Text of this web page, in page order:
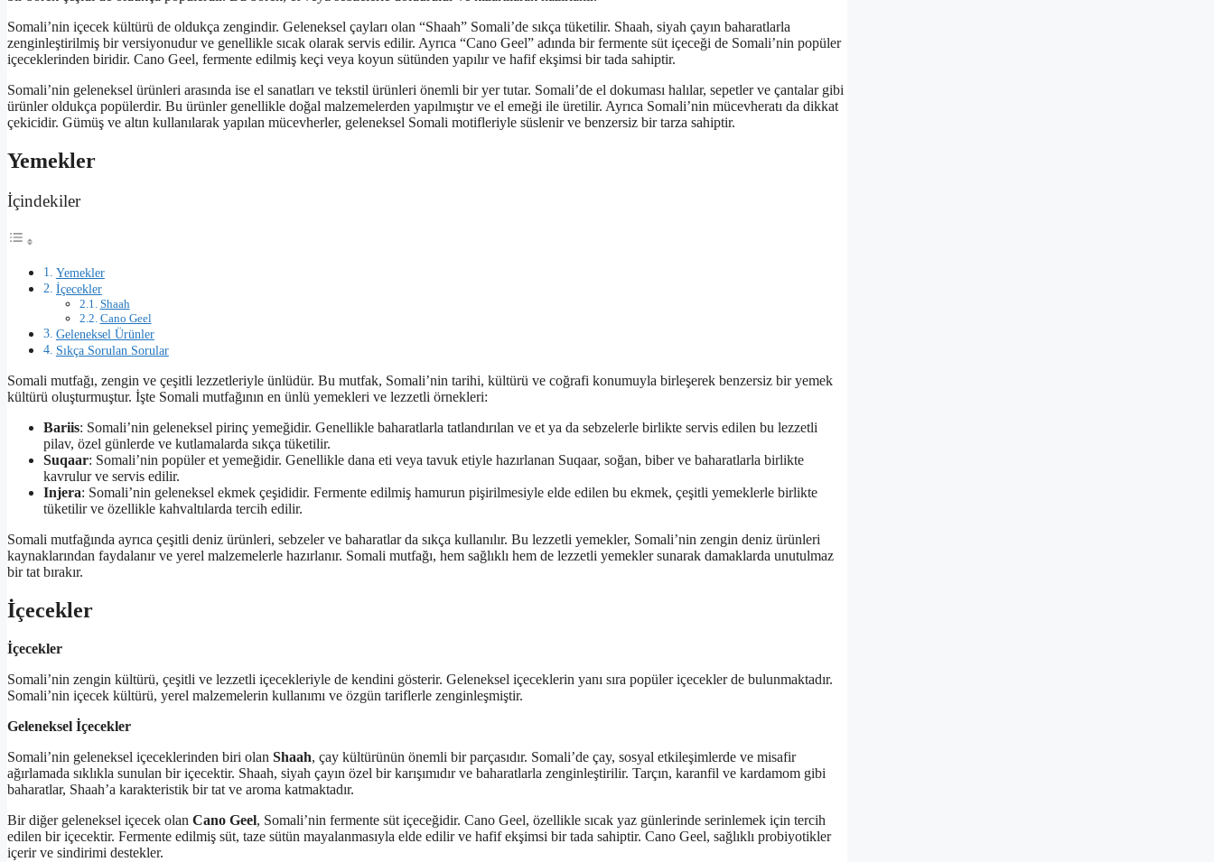
Somali’nin içecek kültürü de oldukça zengindir. Geleneksel çayları olan “Shaah” Somali’de sıkça tüketilir. Shaah, siyah çayın baharatlarla
zenginleştirilmiş bir versiyonudur ve genellikle sıcak olarak servis edilir. Ayrıca “Cano Geel” adında bir fermente süt içeceği de Somali’nin popüler
içeceklerinden biridir. Cano Geel, fermente edilmiş keçi veya koyun sütünden yapılır ve hafif ekşimsi bir tada sahiptir.
Somali’nin geleneksel ürünleri arasında ise el sanatları ve tekstil ürünleri önemli bir yer tutar. Somali’de el dokuması halılar, sepetler ve çantalar gibi
ürünler oldukça popülerdir. Bu ürünler genellikle doğal malzemelerden yapılmıştır ve el emeği ile üretilir. Ayrıca Somali’nin mücevheratı da dikkat
çekicidir. Gümüş ve altın kullanılarak yapılan mücevherler, geleneksel Somali motifleriyle süslenir ve benzersiz bir tarza sahiptir.
Yemekler
İçindekiler
Yemekler
İçecekler
Shaah
Cano Geel
Geleneksel Ürünler
Sıkça Sorulan Sorular
Somali mutfağı, zengin ve çeşitli lezzetleriyle ünlüdür. Bu mutfak, Somali’nin tarihi, kültürü ve coğrafi konumuyla birleşerek benzersiz bir yemek
kültürü oluşturmuştur. İşte Somali mutfağının en ünlü yemekleri ve lezzetli örnekleri:
Bariis: Somali’nin geleneksel pirinç yemeğidir. Genellikle baharatlarla tatlandırılan ve et ya da sebzelerle birlikte servis edilen bu lezzetli
pilav, özel günlerde ve kutlamalarda sıkça tüketilir.
Suqaar: Somali’nin popüler et yemeğidir. Genellikle dana eti veya tavuk etiyle hazırlanan Suqaar, soğan, biber ve baharatlarla birlikte
kavrulur ve servis edilir.
Injera: Somali’nin geleneksel ekmek çeşididir. Fermente edilmiş hamurun pişirilmesiyle elde edilen bu ekmek, çeşitli yemeklerle birlikte
tüketilir ve özellikle kahvaltılarda tercih edilir.
Somali mutfağında ayrıca çeşitli deniz ürünleri, sebzeler ve baharatlar da sıkça kullanılır. Bu lezzetli yemekler, Somali’nin zengin deniz ürünleri
kaynaklarından faydalanır ve yerel malzemelerle hazırlanır. Somali mutfağı, hem sağlıklı hem de lezzetli yemekler sunarak damaklarda unutulmaz
bir tat bırakır.
İçecekler
İçecekler
Somali’nin zengin kültürü, çeşitli ve lezzetli içecekleriyle de kendini gösterir. Geleneksel içeceklerin yanı sıra popüler içecekler de bulunmaktadır.
Somali’nin içecek kültürü, yerel malzemelerin kullanımı ve özgün tariflerle zenginleşmiştir.
Geleneksel İçecekler
Somali’nin geleneksel içeceklerinden biri olan Shaah, çay kültürünün önemli bir parçasıdır. Somali’de çay, sosyal etkileşimlerde ve misafir
ağırlamada sıklıkla sunulan bir içecektir. Shaah, siyah çayın özel bir karışımıdır ve baharatlarla zenginleştirilir. Tarçın, karanfil ve kardamom gibi
baharatlar, Shaah’a karakteristik bir tat ve aroma katmaktadır.
Bir diğer geleneksel içecek olan Cano Geel, Somali’nin fermente süt içeceğidir. Cano Geel, özellikle sıcak yaz günlerinde serinlemek için tercih
edilen bir içecektir. Fermente edilmiş süt, taze sütün mayalanmasıyla elde edilir ve hafif ekşimsi bir tada sahiptir. Cano Geel, sağlıklı probiyotikler
içerir ve sindirimi destekler.